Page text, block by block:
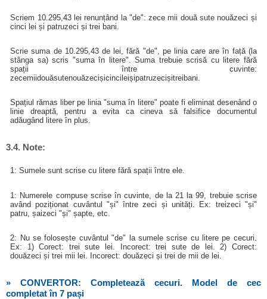
Scriem 10.295,43 lei renunțând la "de": zece mii două sute nouăzeci și
cinci lei și patruzeci și trei bani.
Scrie suma de 10.295,43 de lei, fără "de", pe linia care are în față (la
stânga sa) scris "suma în litere". Suma trebuie scrisă cu litere fără
spații între cuvinte:
zecemiidouăsutenouăzecișicincileișipatruzecișitreibani.
Spațiul rămas liber pe linia "suma în litere" poate fi eliminat desenând o
linie dreaptă, pentru a evita ca cineva să falsifice documentul
adăugând litere în plus.
3.4. Note:
1: Sumele sunt scrise cu litere fără spații între ele.
1: Numerele compuse scrise în cuvinte, de la 21 la 99, trebuie scrise
având poziționat cuvântul "și" între zeci și unități. Ex: treizeci "și"
patru, șaizeci "și" șapte, etc.
2: Nu se folosește cuvântul "de" la sumele scrise cu litere pe cecuri.
Ex: 1) Corect: trei sute lei. Incorect: trei sute de lei. 2) Corect:
douăzeci și trei mii lei. Incorect: douăzeci și trei de mii de lei.
» CONVERTOR: Completează cecuri. Model de cec
completat în 7 pași